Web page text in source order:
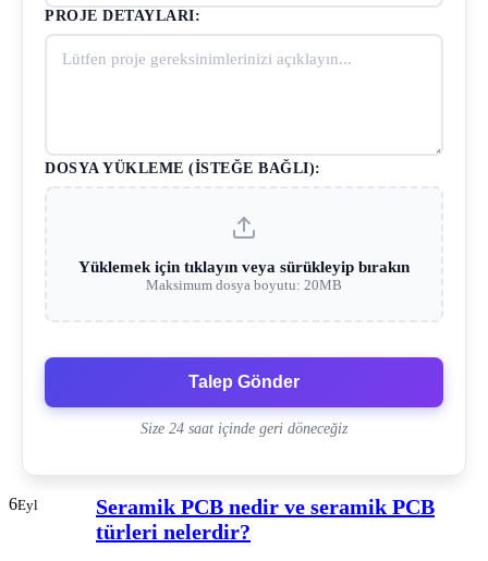
PROJE DETAYLARI:
DOSYA YÜKLEME (İSTEĞE BAĞLI):
Yüklemek için tıklayın veya sürükleyip bırakın
Maksimum dosya boyutu: 20MB
Talep Gönder
Size 24 saat içinde geri döneceğiz
6Eyl
Seramik PCB nedir ve seramik PCB
türleri nelerdir?